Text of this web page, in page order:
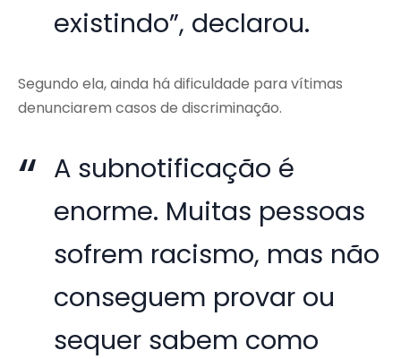
existindo”, declarou.
Segundo ela, ainda há dificuldade para vítimas
denunciarem casos de discriminação.
A subnotificação é
enorme. Muitas pessoas
sofrem racismo, mas não
conseguem provar ou
sequer sabem como